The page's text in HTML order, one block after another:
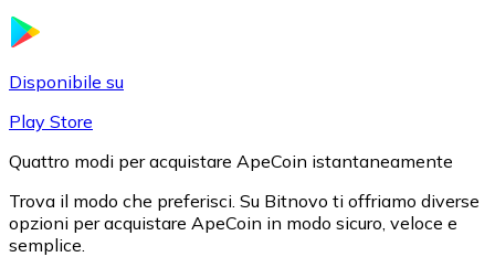
Disponibile su
Play Store
Quattro modi per acquistare ApeCoin istantaneamente
Trova il modo che preferisci. Su Bitnovo ti offriamo diverse
opzioni per acquistare ApeCoin in modo sicuro, veloce e
semplice.